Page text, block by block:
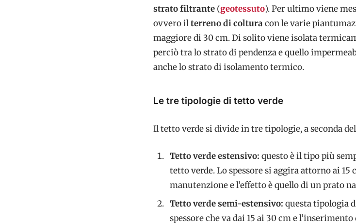
strato filtrante (geotessuto). Per ultimo viene
ovvero ilterreno di colturacon le varie
maggiore di 30 cm. Di solito viene isolata
perciò tra lo strato di pendenza e quello
anche lo strato di isolamento termico.
Le tre tipologie di tetto verde
Il tetto verde si divide in tre tipologie, a seconda
Tetto verde estensivo: questo è il tipo più
tetto verde. Lo spessore si aggira attorno ai 15
manutenzione e l’effetto è quello di un prato
Tetto verde semi-estensivo: questa tipologia
spessore che va dai 15 ai 30 cm e